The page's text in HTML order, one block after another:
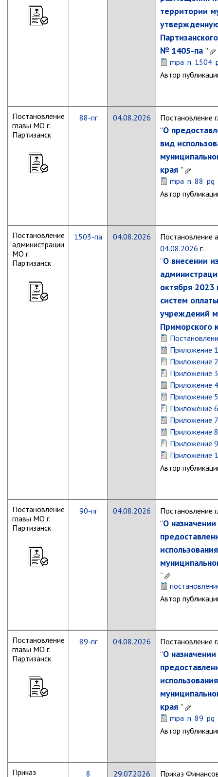
декабрь 2025 г.
ноябрь 2025 г.
март 2025 г.
февраль 2025 г.
Администрация
Заместители главы администрации
Управление бухгалтерского учёта
Управление по организационно-
Об отделе имущественных
Отдел территриального
развития
Управление ЖКК
территории
№ 1405-па ”
Автор
Постановление
главы МО г.
Партизанск
88-пг 04.08.2026
Постановление
“О
вид
края ”
Автор
Постановление
администрации
МО г.
Партизанск
1503-па 04.08.2026
Постановление
04.08.2026 г.
“О внесении
октября
систем
учреждений
Приморского
Приложение 1
Приложение 2
Приложение 3
Приложение 4
Приложение 5
Приложение 6
Приложение 7
Приложение 8
Приложение 9
Приложение
Автор
Постановление
главы МО г.
Партизанск
90-пг 04.08.2026
Постановление
“О
”
Автор
Постановление
главы МО г.
Партизанск
89-пг 04.08.2026
Постановление
“О
края ”
Автор
Приказ
8 29.07.2026 Приказ